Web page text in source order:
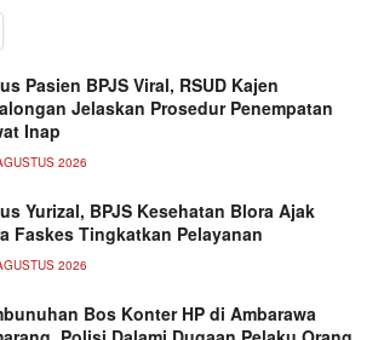
Pasien BPJS Viral, RSUD Kajen
Jelaskan Prosedur Penempatan
Inap
2026
Yurizal, BPJS Kesehatan Blora Ajak
Faskes Tingkatkan Pelayanan
2026
Bos Konter HP di Ambarawa